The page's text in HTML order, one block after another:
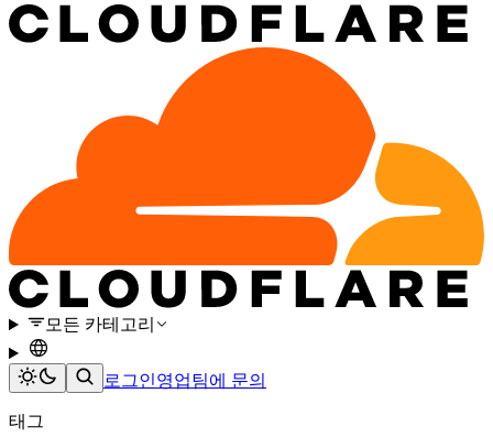
모든 카테고리
로그인영업팀에 문의
태그